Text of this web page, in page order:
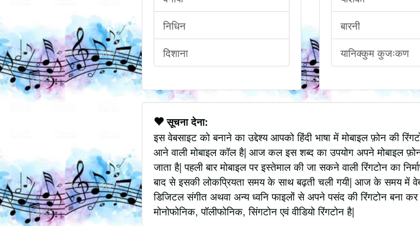
निधिन
दिशाना
बारनी
यानिक्कुम कुजःकण
सूचना देना:
इस वेबसाइट को बनाने का उद्देश्य आपको हिंदी भाषा में मोबाइल फ़ोन की
आने वाली मोबाइल कॉल है| आज कल इस शब्द का उपयोग अपने मोबाइल
जाता है| पहली बार मोबाइल पर इस्तेमाल की जा सकने वाली रिंगटोन
बाद से इसकी लोकप्रियता समय के साथ बढ़ती चली गयी| आज के समय में
डिजिटल संगीत अथवा अन्य ध्वनि फाइलों से अपने पसंद की रिंगटोन बना
मोनोफोनिक, पॉलीफोनिक, सिंगटोन एवं वीडियो रिंगटोन है|